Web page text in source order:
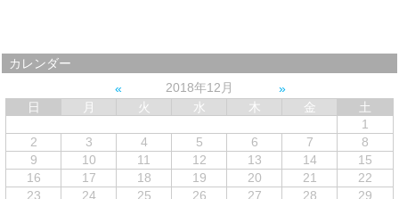
カレンダー
2018年12月
日
月 火 水 木 金
土
1
2
3 4 5 6 7
8
9
10 11 12 13 14
15
16
17 18 19 20 21
22
23
24 25 26 27 28
29